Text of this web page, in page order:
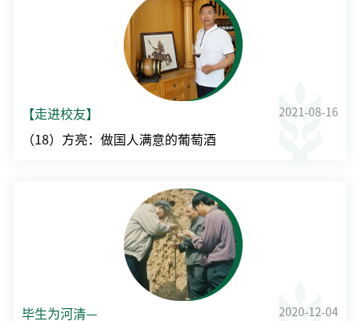
2021-08-16
【走进校友】
（18）方亮：做国人满意的葡萄酒
2020-12-04
毕生为河清—